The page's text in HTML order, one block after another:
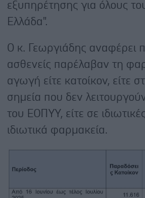
εξυπηρέτησης για όλους
Ελλάδα".
Ο κ. Γεωργιάδης αναφέρει
ασθενείς παρέλαβαν τη
αγωγή είτε κατοίκον, είτε
σημεία που δεν
του ΕΟΠΥΥ, είτε σε
ιδιωτικά φαρμακεία.